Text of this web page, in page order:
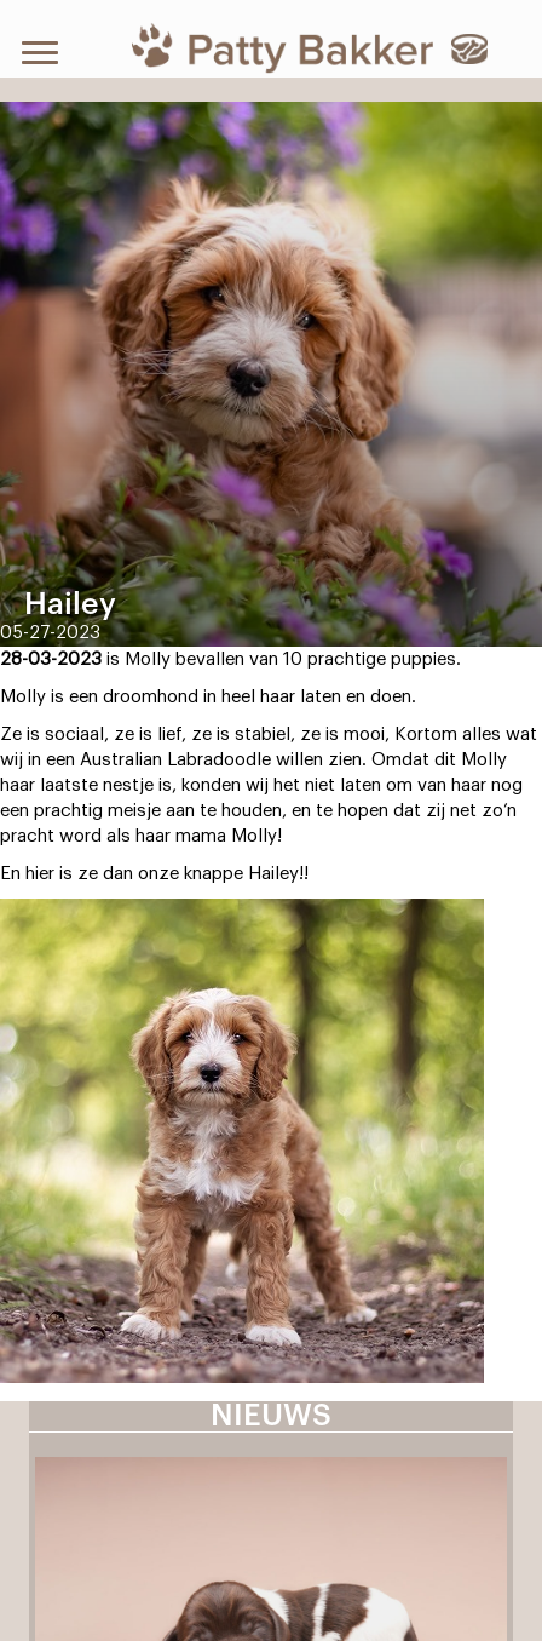
Hailey
05-27-2023
28-03-2023 is Molly bevallen van 10 prachtige puppies.
Molly is een droomhond in heel haar laten en doen.
Ze is sociaal, ze is lief, ze is stabiel, ze is mooi, Kortom alles wat
wij in een Australian Labradoodle willen zien. Omdat dit Molly
haar laatste nestje is, konden wij het niet laten om van haar nog
een prachtig meisje aan te houden, en te hopen dat zij net zo’n
pracht word als haar mama Molly!
En hier is ze dan onze knappe Hailey!!
NIEUWS